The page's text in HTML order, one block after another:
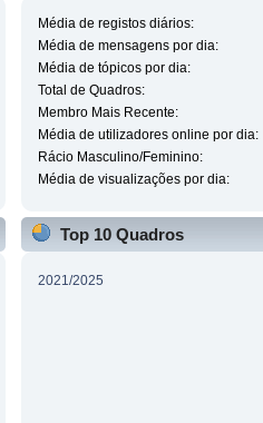
Média de registos diários:
Média de mensagens por dia:
Média de tópicos por dia:
Total de Quadros:
Membro Mais Recente:
Média de utilizadores online por dia:
Rácio Masculino/Feminino:
Média de visualizações por dia:
Top 10 Quadros
2021/2025